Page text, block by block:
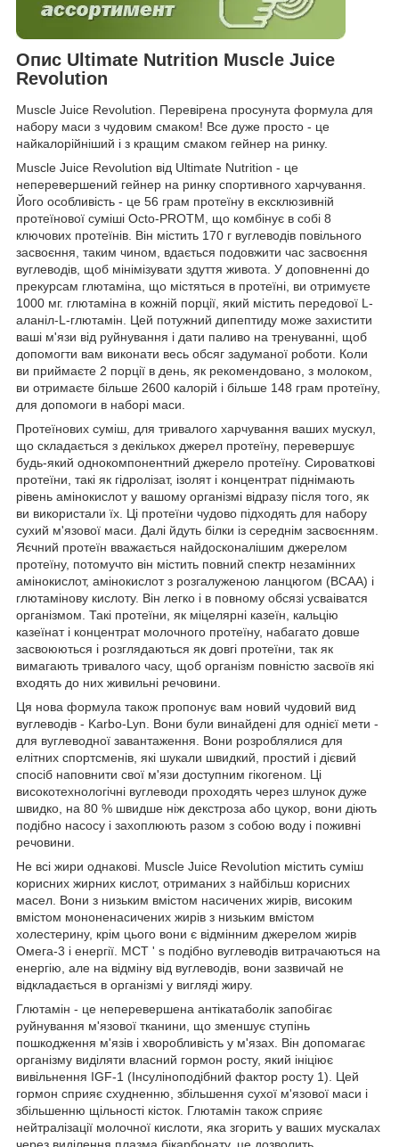
Опис Ultimate Nutrition Muscle Juice
Revolution
Muscle Juice Revolution. Перевірена просунута формула для
набору маси з чудовим смаком! Все дуже просто - це
найкалорійніший і з кращим смаком гейнер на ринку.
Muscle Juice Revolution від Ultimate Nutrition - це
неперевершений гейнер на ринку спортивного харчування.
Його особливість - це 56 грам протеїну в ексклюзивній
протеїнової суміші Octo-PROTM, що комбінує в собі 8
ключових протеїнів. Він містить 170 г вуглеводів повільного
засвоєння, таким чином, вдається подовжити час засвоєння
вуглеводів, щоб мінімізувати здуття живота. У доповненні до
прекурсам глютаміна, що містяться в протеїні, ви отримуєте
1000 мг. глютаміна в кожній порції, який містить передової L-
аланіл-L-глютамін. Цей потужний дипептиду може захистити
ваші м'язи від руйнування і дати паливо на тренуванні, щоб
допомогти вам виконати весь обсяг задуманої роботи. Коли
ви приймаєте 2 порції в день, як рекомендовано, з молоком,
ви отримаєте більше 2600 калорій і більше 148 грам протеїну,
для допомоги в наборі маси.
Протеїнових суміш, для тривалого харчування ваших мускул,
що складається з декількох джерел протеїну, перевершує
будь-який однокомпонентний джерело протеїну. Сироваткові
протеїни, такі як гідролізат, ізолят і концентрат піднімають
рівень амінокислот у вашому організмі відразу після того, як
ви використали їх. Ці протеїни чудово підходять для набору
сухий м'язової маси. Далі йдуть білки із середнім засвоєнням.
Яєчний протеїн вважається найдосконалішим джерелом
протеїну, потомучто він містить повний спектр незамінних
амінокислот, амінокислот з розгалуженою ланцюгом (BCAA) і
глютамінову кислоту. Він легко і в повному обсязі усваіватся
організмом. Такі протеїни, як міцелярні казеїн, кальцію
казеїнат і концентрат молочного протеїну, набагато довше
засвоюються і розглядаються як довгі протеїни, так як
вимагають тривалого часу, щоб організм повністю засвоїв які
входять до них живильні речовини.
Ця нова формула також пропонує вам новий чудовий вид
вуглеводів - Karbo-Lyn. Вони були винайдені для однієї мети -
для вуглеводної завантаження. Вони розроблялися для
елітних спортсменів, які шукали швидкий, простий і дієвий
спосіб наповнити свої м'язи доступним гікогеном. Ці
високотехнологічні вуглеводи проходять через шлунок дуже
швидко, на 80 % швидше ніж декстроза або цукор, вони діють
подібно насосу і захоплюють разом з собою воду і поживні
речовини.
Не всі жири однакові. Muscle Juice Revolution містить суміш
корисних жирних кислот, отриманих з найбільш корисних
масел. Вони з низьким вмістом насичених жирів, високим
вмістом мононенасичених жирів з низьким вмістом
холестерину, крім цього вони є відмінним джерелом жирів
Омега-3 і енергії. MCT ' s подібно вуглеводів витрачаються на
енергію, але на відміну від вуглеводів, вони зазвичай не
відкладається в організмі у вигляді жиру.
Глютамін - це неперевершена антікатаболік запобігає
руйнування м'язової тканини, що зменшує ступінь
пошкодження м'язів і хворобливість у м'язах. Він допомагає
організму виділяти власний гормон росту, який ініціює
вивільнення IGF-1 (Інсуліноподібний фактор росту 1). Цей
гормон сприяє схудненню, збільшення сухої м'язової маси і
збільшенню щільності кісток. Глютамін також сприяє
нейтралізації молочної кислоти, яка згорить у ваших мускалах